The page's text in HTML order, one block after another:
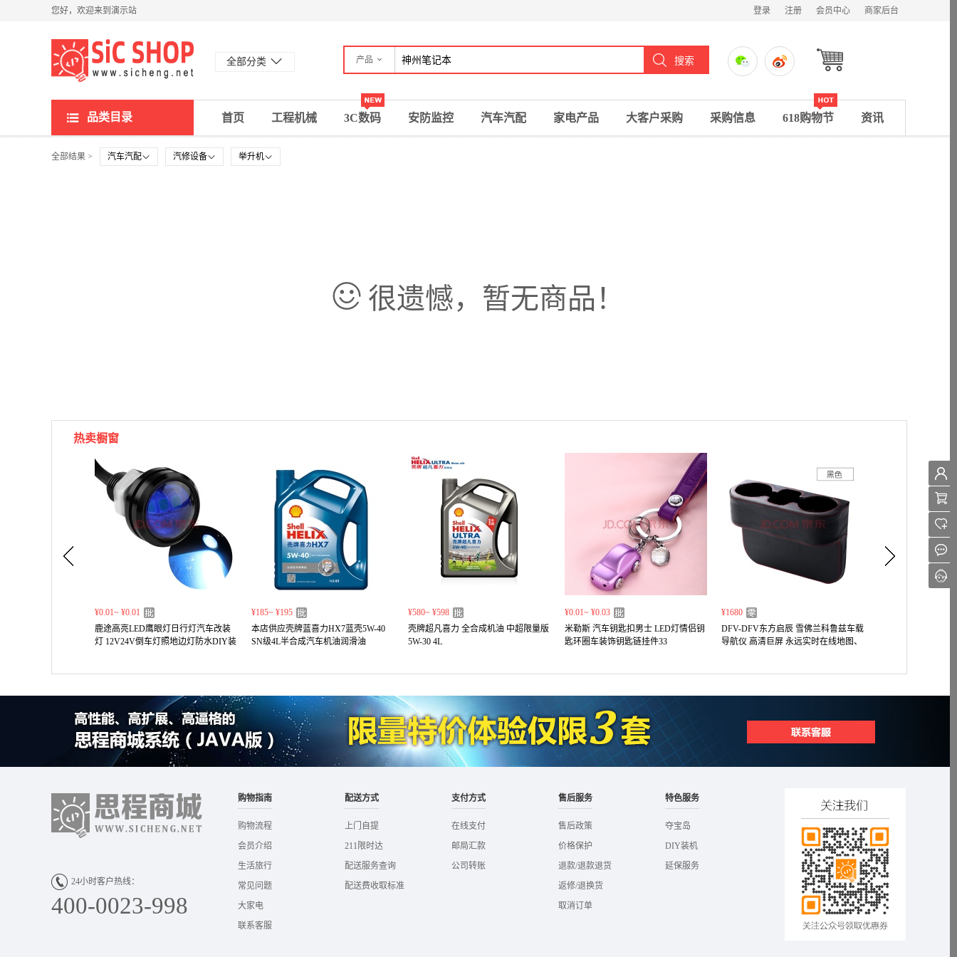
您好，欢迎来到演示站 登录 注册 会员中心 商家后台
全部分类 产品
品类目录 首页 工程机械 3C数码 安防监控 汽车汽配 家电产品 大客户采购 采购信息 618购物节 资讯
全部结果 > 汽车汽配 汽修设备 举升机
很遗憾，暂无商品！
热卖橱窗
¥0.01~ ¥0.01
鹿途高亮LED鹰眼灯日行灯汽车改装
灯 12V24V倒车灯照地边灯防水DIY装
¥185~ ¥195
本店供应壳牌蓝喜力HX7蓝壳5W-40
SN级4L半合成汽车机油润滑油
¥580~ ¥598
壳牌超凡喜力 全合成机油 中超限量版
5W-30 4L
¥0.01~ ¥0.03
米勒斯 汽车钥匙扣男士 LED灯情侣钥
匙环圈车装饰钥匙链挂件33
¥1680
DFV-DFV东方启辰 雪佛兰科鲁兹车载
导航仪 高清巨屏 永远实时在线地图、
24小时客户热线：
400-0023-998
购物指南
购物流程
会员介绍
生活旅行
常见问题
大家电
联系客服
配送方式
上门自提
211限时达
配送服务查询
配送费收取标准
支付方式
在线支付
邮局汇款
公司转账
售后服务
售后政策
价格保护
退款/退款退货
返修/退换货
取消订单
特色服务
夺宝岛
DIY装机
延保服务